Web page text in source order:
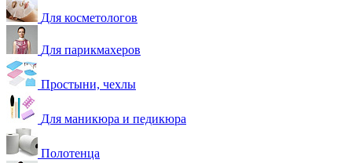
Для косметологов
Для парикмахеров
Простыни, чехлы
Для маникюра и педикюра
Полотенца